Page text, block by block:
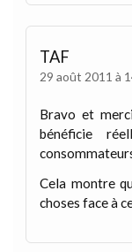
TAF
29 août 2011 à
Bravo et
bénéficie
Cela montre
choses face à